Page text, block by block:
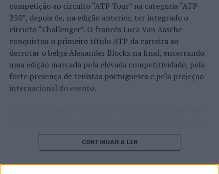
competição ao circuito “ATP Tour” na categoria “ATP
250”, depois de, na edição anterior, ter integrado o
circuito “Challenger”. O francês Luca Van Assche
conquistou o primeiro título ATP da carreira ao
derrotar o belga Alexander Blockx na final, encerrando
uma edição marcada pela elevada competitividade, pela
forte presença de tenistas portugueses e pela projeção
internacional do evento.
de um lugar no quadro principal. A cerimónia de
abertura contou com a presença do presidente da
acompanhado pelo executivo municipal, assinalando o
CONTINUAR A LER